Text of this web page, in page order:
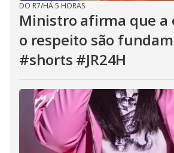
DO R7/HÁ 5 HORAS
Ministro afirma que a
o respeito são
#shorts #JR24H